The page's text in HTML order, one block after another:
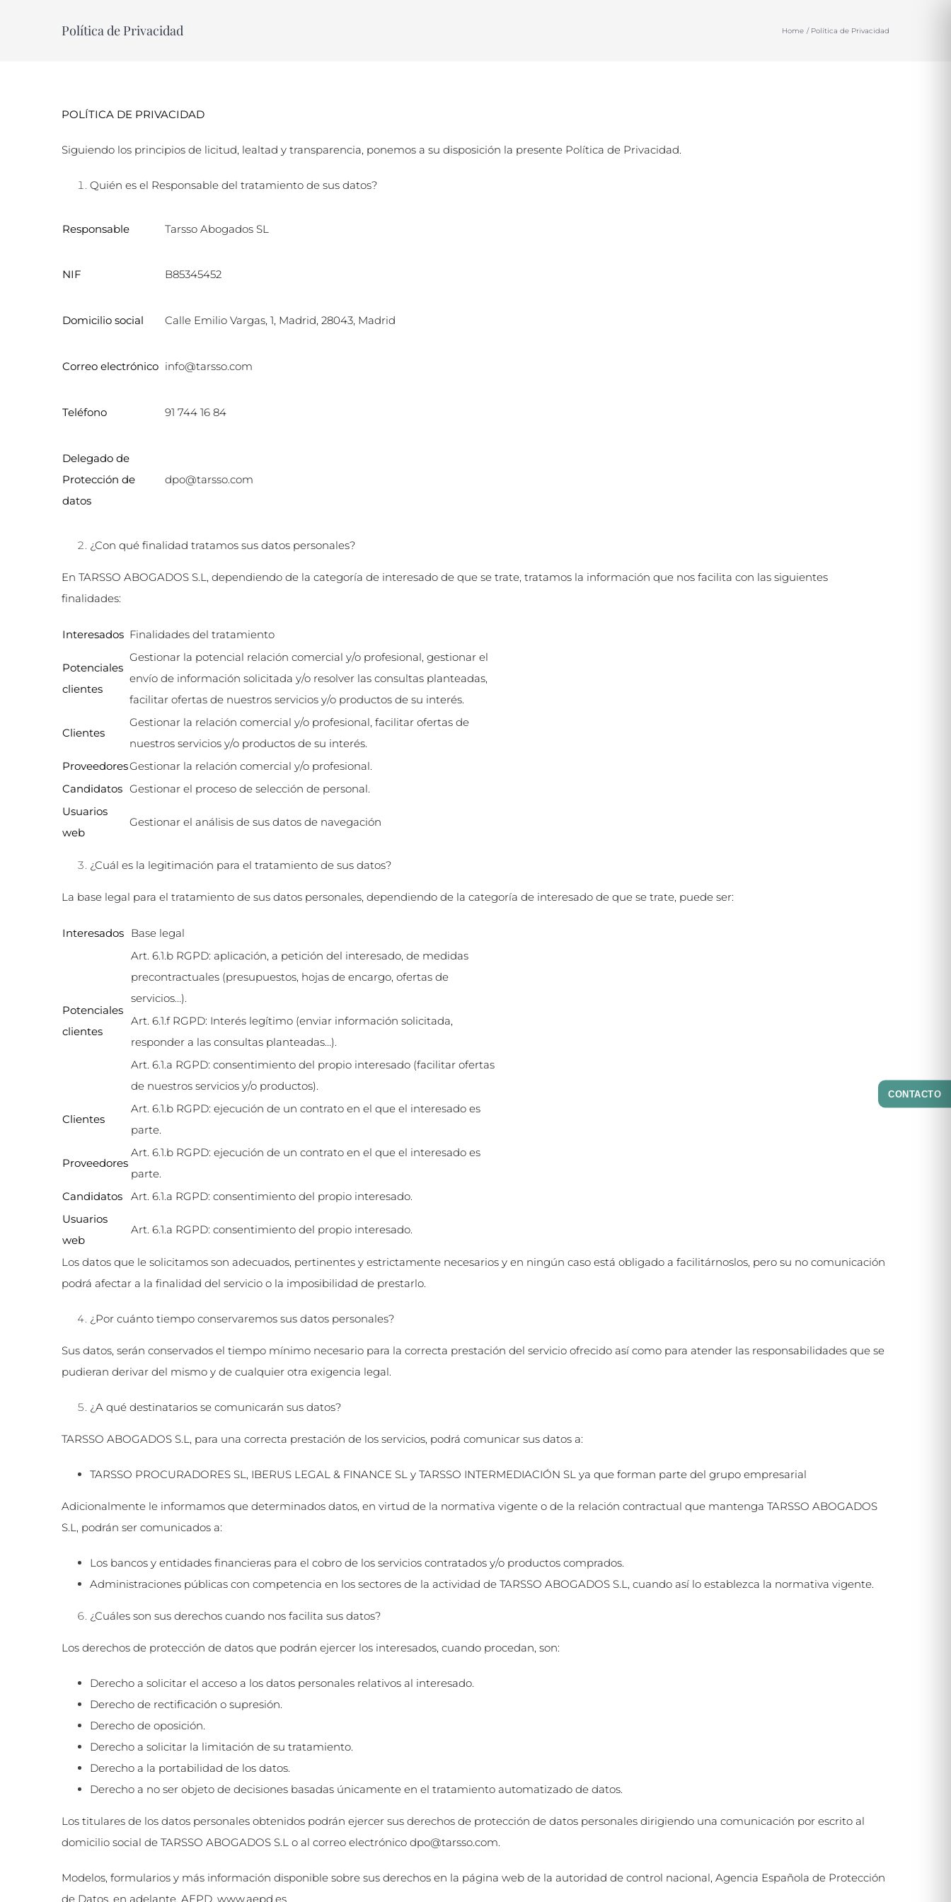
Política de Privacidad Home Política de Privacidad
POLÍTICA DE PRIVACIDAD
Siguiendo los principios de licitud, lealtad y transparencia, ponemos a su disposición la presente Política de Privacidad.
Quién es el Responsable del tratamiento de sus datos?
Responsable Tarsso Abogados SL
NIF B85345452
Domicilio social Calle Emilio Vargas, 1, Madrid, 28043, Madrid
Correo electrónico info@tarsso.com
Teléfono 91 744 16 84
Delegado de
Protección de
datos
dpo@tarsso.com
¿Con qué finalidad tratamos sus datos personales?
En TARSSO ABOGADOS S.L, dependiendo de la categoría de interesado de que se trate, tratamos la información que nos facilita con las siguientes
finalidades:
Interesados Finalidades del tratamiento
Potenciales
clientes
Gestionar la potencial relación comercial y/o profesional, gestionar el
envío de información solicitada y/o resolver las consultas planteadas,
facilitar ofertas de nuestros servicios y/o productos de su interés.
Clientes
Gestionar la relación comercial y/o profesional, facilitar ofertas de
nuestros servicios y/o productos de su interés.
ProveedoresGestionar la relación comercial y/o profesional.
Candidatos Gestionar el proceso de selección de personal.
Usuarios
web
Gestionar el análisis de sus datos de navegación
¿Cuál es la legitimación para el tratamiento de sus datos?
La base legal para el tratamiento de sus datos personales, dependiendo de la categoría de interesado de que se trate, puede ser:
Interesados Base legal
Potenciales
clientes
Art. 6.1.b RGPD: aplicación, a petición del interesado, de medidas
precontractuales (presupuestos, hojas de encargo, ofertas de
servicios…).
Art. 6.1.f RGPD: Interés legítimo (enviar información solicitada,
responder a las consultas planteadas…).
Art. 6.1.a RGPD: consentimiento del propio interesado (facilitar ofertas
de nuestros servicios y/o productos).
Clientes
Art. 6.1.b RGPD: ejecución de un contrato en el que el interesado es
parte.
Proveedores
Art. 6.1.b RGPD: ejecución de un contrato en el que el interesado es
parte.
Candidatos
Art. 6.1.a RGPD: consentimiento del propio interesado.
Usuarios
web
Art. 6.1.a RGPD: consentimiento del propio interesado.
Los datos que le solicitamos son adecuados, pertinentes y estrictamente necesarios y en ningún caso está obligado a facilitárnoslos, pero su no comunicación
podrá afectar a la finalidad del servicio o la imposibilidad de prestarlo.
¿Por cuánto tiempo conservaremos sus datos personales?
Sus datos, serán conservados el tiempo mínimo necesario para la correcta prestación del servicio ofrecido así como para atender las responsabilidades que se
pudieran derivar del mismo y de cualquier otra exigencia legal.
¿A qué destinatarios se comunicarán sus datos?
TARSSO ABOGADOS S.L, para una correcta prestación de los servicios, podrá comunicar sus datos a:
TARSSO PROCURADORES SL, IBERUS LEGAL & FINANCE SL y TARSSO INTERMEDIACIÓN SL ya que forman parte del grupo empresarial
Adicionalmente le informamos que determinados datos, en virtud de la normativa vigente o de la relación contractual que mantenga TARSSO ABOGADOS
S.L, podrán ser comunicados a:
Los bancos y entidades financieras para el cobro de los servicios contratados y/o productos comprados.
Administraciones públicas con competencia en los sectores de la actividad de TARSSO ABOGADOS S.L, cuando así lo establezca la normativa vigente.
¿Cuáles son sus derechos cuando nos facilita sus datos?
Los derechos de protección de datos que podrán ejercer los interesados, cuando procedan, son:
Derecho a solicitar el acceso a los datos personales relativos al interesado.
Derecho de rectificación o supresión.
Derecho de oposición.
Derecho a solicitar la limitación de su tratamiento.
Derecho a la portabilidad de los datos.
Derecho a no ser objeto de decisiones basadas únicamente en el tratamiento automatizado de datos.
Los titulares de los datos personales obtenidos podrán ejercer sus derechos de protección de datos personales dirigiendo una comunicación por escrito al
domicilio social de TARSSO ABOGADOS S.L o al correo electrónico dpo@tarsso.com.
Modelos, formularios y más información disponible sobre sus derechos en la página web de la autoridad de control nacional, Agencia Española de Protección
de Datos, en adelante, AEPD, www.aepd.es
CONTACTO